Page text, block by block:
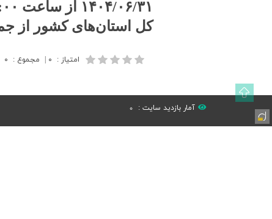
کل استان‌های کشور از
امتیاز : ۰ مجموع : ۰
آمار بازدید سایت : 0